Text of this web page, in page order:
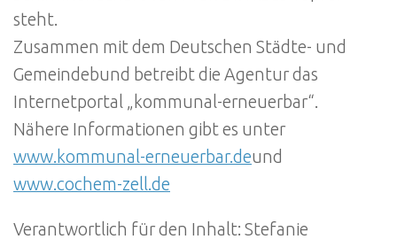
steht.
Zusammen mit dem Deutschen Städte- und
Gemeindebund betreibt die Agentur das
Internetportal „kommunal-erneuerbar“.
Nähere Informationen gibt es unter
www.kommunal-erneuerbar.deund
www.cochem-zell.de
Verantwortlich für den Inhalt: Stefanie